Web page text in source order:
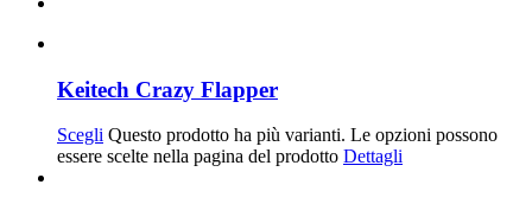
Keitech Crazy Flapper
Scegli Questo prodotto ha più varianti. Le opzioni possono
essere scelte nella pagina del prodotto Dettagli